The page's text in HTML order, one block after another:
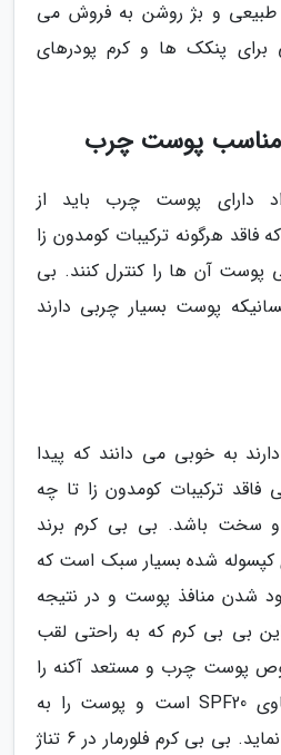
رنگی بژ طبیعی و بژ روشن به فروش می
برای پنکک ها و کرم پودرهای
مناسب پوست چرب
دارای پوست چرب باید از
فاقد هرگونه ترکیبات کومدون زا
پوست آن ها را کنترل کنند. بی
پوست بسیار چربی دارند
به خوبی می دانند که پیدا
ترکیبات کومدون زا تا چه
سخت باشد. بی بی کرم برند
کپسوله شده بسیار سبک است که
شدن منافذ پوست و در نتیجه
بی بی کرم که به راحتی لقب
پوست چرب و مستعد آکنه را
از آن خود می نماید حاوی SPF20 است و پوست را به
خوبی آبرسانی و نرم می نماید. بی بی کرم فلورمار در 6 تناژ